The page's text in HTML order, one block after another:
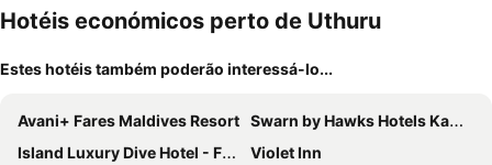
Hotéis económicos perto de Uthuru
Estes hotéis também poderão interessá-lo...
Avani+ Fares Maldives Resort Swarn by Hawks Hotels Kamadhoo Baa Atoll
Island Luxury Dive Hotel - Fulhadhoo
Violet Inn